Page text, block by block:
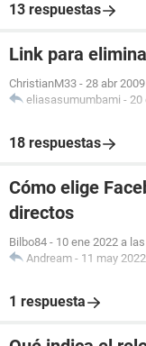
13 respuestas
Link para
ChristianM33 - 28 abr
eliasasumumbami - 20
18 respuestas
Cómo elige
directos
Bilbo84 - 10 ene 2022 a
Andream - 11 may
1 respuesta